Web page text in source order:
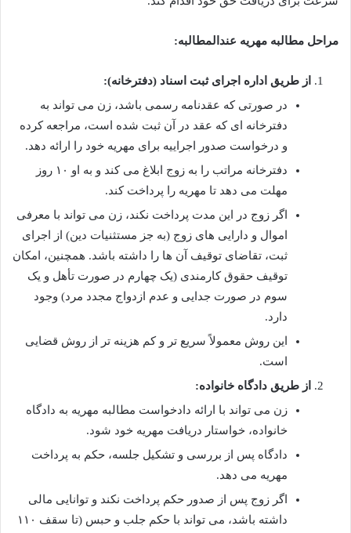
مراحل مطالبه مهریه عندالمطالبه:
از طریق اداره اجرای ثبت اسناد (دفترخانه):
در صورتی که عقدنامه رسمی باشد، زن می تواند به
دفترخانه ای که عقد در آن ثبت شده است، مراجعه کرده
و درخواست صدور اجراییه برای مهریه خود را ارائه دهد.
دفترخانه مراتب را به زوج ابلاغ می کند و به او ۱۰ روز
مهلت می دهد تا مهریه را پرداخت کند.
اگر زوج در این مدت پرداخت نکند، زن می تواند با معرفی
اموال و دارایی های زوج (به جز مستثنیات دین) از اجرای
ثبت، تقاضای توقیف آن ها را داشته باشد. همچنین، امکان
توقیف حقوق کارمندی (یک چهارم در صورت تأهل و یک
سوم در صورت جدایی و عدم ازدواج مجدد مرد) وجود
دارد.
این روش معمولاً سریع تر و کم هزینه تر از روش قضایی
است.
از طریق دادگاه خانواده:
زن می تواند با ارائه دادخواست مطالبه مهریه به دادگاه
خانواده، خواستار دریافت مهریه خود شود.
دادگاه پس از بررسی و تشکیل جلسه، حکم به پرداخت
مهریه می دهد.
اگر زوج پس از صدور حکم پرداخت نکند و توانایی مالی
داشته باشد، می تواند با حکم جلب و حبس (تا سقف ۱۱۰